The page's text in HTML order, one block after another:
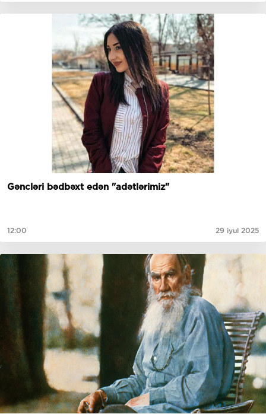
Gəncləri bədbəxt edən "adətlərimiz"
12:00 29 iyul 2025